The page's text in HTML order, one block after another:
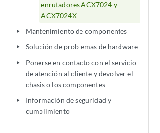
enrutadores ACX7024 y
ACX7024X
play_arrow Mantenimiento de componentes
play_arrow Solución de problemas de hardware
play_arrow
Ponerse en contacto con el servicio
de atención al cliente y devolver el
chasis o los componentes
play_arrow
Información de seguridad y
cumplimiento